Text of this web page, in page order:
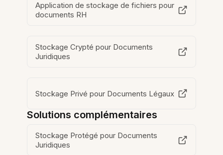
Application de stockage de fichiers pour
documents RH
Stockage Crypté pour Documents
Juridiques
Stockage Privé pour Documents Légaux
Solutions complémentaires
Stockage Protégé pour Documents
Juridiques